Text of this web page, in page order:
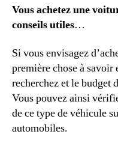
Vous achetez une
conseils utiles…
Si vous envisagez
première chose à
recherchez et le budget
Vous pouvez ainsi
de ce type de véhicule
automobiles.